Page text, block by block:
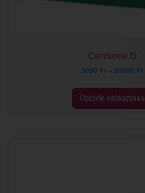
Cenforce D
3990 Ft – 32090 Ft
Opciók választása